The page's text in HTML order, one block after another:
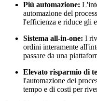
Più automazione:
automazione del
l'efficienza e riduce gli
Sistema all-in-one: I
ordini interamente
passare da una
Elevato risparmio di
l'automazione dei
tempo e di costi per